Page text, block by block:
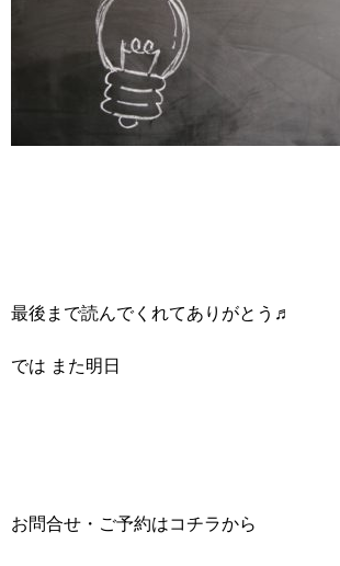
最後まで読んでくれてありがとう♬
では また明日
お問合せ・ご予約はコチラから